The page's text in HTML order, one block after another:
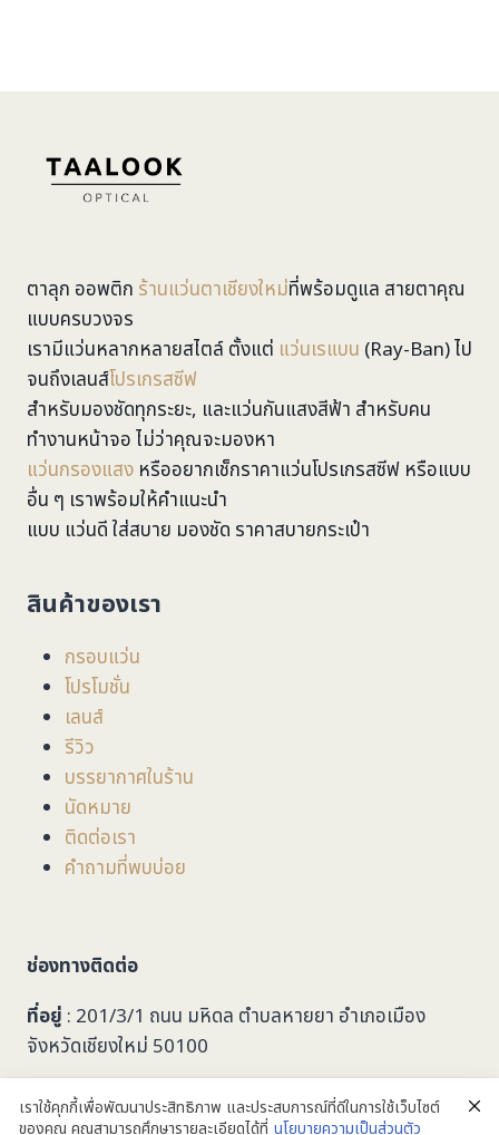
ตาลุก ออพติก ร้านแว่นตาเชียงใหม่ที่พร้อมดูแล สายตาคุณ
แบบครบวงจร
เรามีแว่นหลากหลายสไตล์ ตั้งแต่ แว่นเรแบน (Ray-Ban) ไป
จนถึงเลนส์โปรเกรสซีฟ
สำหรับมองชัดทุกระยะ, และแว่นกันแสงสีฟ้า สำหรับคน
ทำงานหน้าจอ ไม่ว่าคุณจะมองหา
แว่นกรองแสง หรืออยากเช็กราคาแว่นโปรเกรสซีฟ หรือแบบ
อื่น ๆ เราพร้อมให้คำแนะนำ
แบบ แว่นดี ใส่สบาย มองชัด ราคาสบายกระเป๋า
สินค้าของเรา
กรอบแว่น
โปรโมชั่น
เลนส์
รีวิว
บรรยากาศในร้าน
นัดหมาย
ติดต่อเรา
คำถามที่พบบ่อย
ช่องทางติดต่อ
ที่อยู่ : 201/3/1 ถนน มหิดล ตำบลหายยา อำเภอเมือง
จังหวัดเชียงใหม่ 50100
053-279749
เราใช้คุกกี้เพื่อพัฒนาประสิทธิภาพ และประสบการณ์ที่ดีในการใช้เว็บไซต์
ของคุณ คุณสามารถศึกษารายละเอียดได้ที่ นโยบายความเป็นส่วนตัว